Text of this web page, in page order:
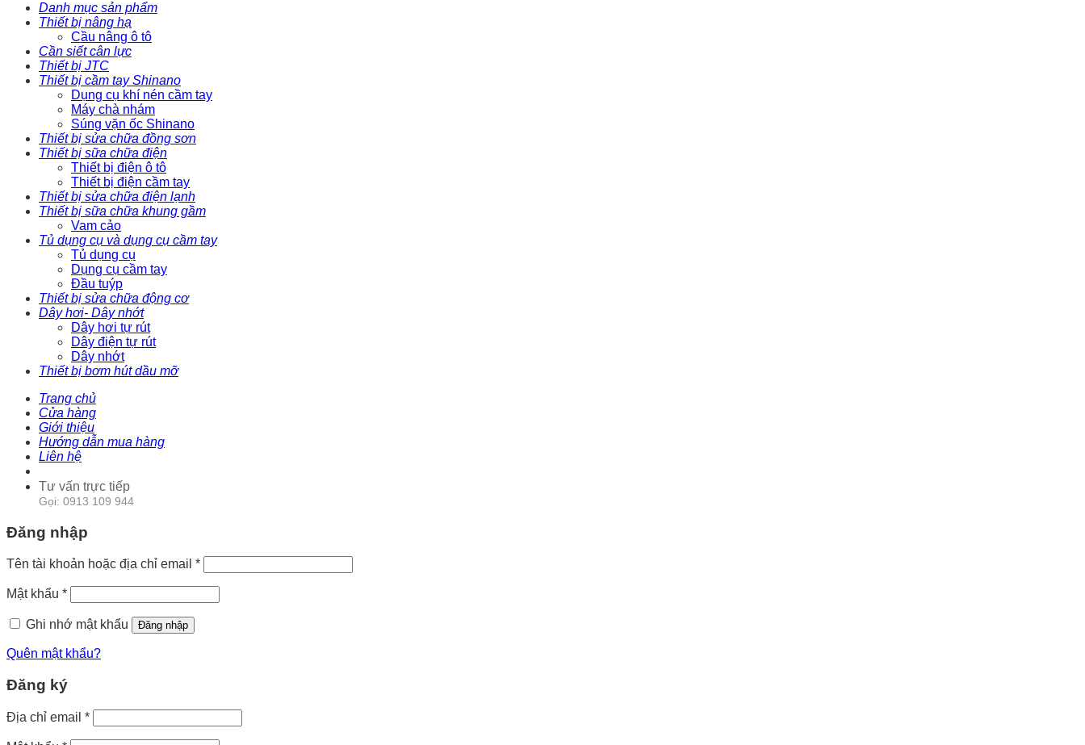
Danh mục sản phẩm
Thiết bị nâng hạ
Cầu nâng ô tô
Cần siết cân lực
Thiết bị JTC
Thiết bị cầm tay Shinano
Dụng cụ khí nén cầm tay
Máy chà nhám
Súng vặn ốc Shinano
Thiết bị sửa chữa đồng sơn
Thiết bị sữa chữa điện
Thiết bị điện ô tô
Thiết bị điện cầm tay
Thiết bị sửa chữa điện lạnh
Thiết bị sữa chữa khung gầm
Vam cảo
Tủ dụng cụ và dụng cụ cầm tay
Tủ dụng cụ
Dụng cụ cầm tay
Đầu tuýp
Thiết bị sửa chữa động cơ
Dây hơi- Dây nhớt
Dây hơi tự rút
Dây điện tự rút
Dây nhớt
Thiết bị bơm hút dầu mỡ
Trang chủ
Cửa hàng
Giới thiệu
Hướng dẫn mua hàng
Liên hệ
Tư vấn trực tiếp
Gọi: 0913 109 944
Đăng nhập
Tên tài khoản hoặc địa chỉ email *
Mật khẩu *
Ghi nhớ mật khẩu Đăng nhập
Quên mật khẩu?
Đăng ký
Địa chỉ email *